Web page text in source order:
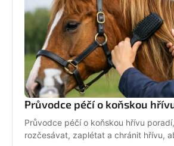
Průvodce péčí o koňskou
Průvodce péčí o koňskou hřívu
rozčesávat, zaplétat a chránit hřívu,